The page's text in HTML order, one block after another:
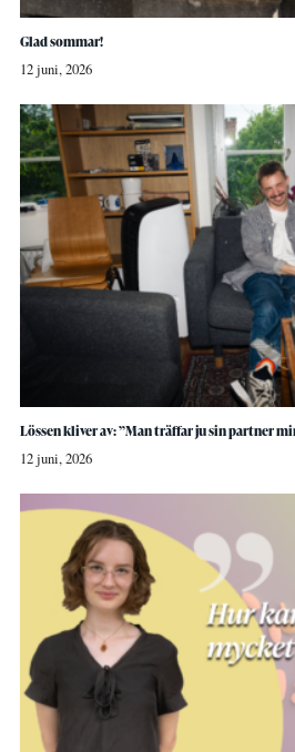
Glad sommar!
12 juni, 2026
Lössen kliver av: ”Man träffar ju sin partner
12 juni, 2026